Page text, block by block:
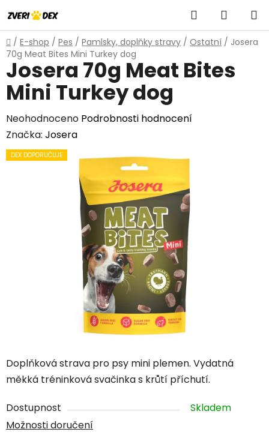
na
obsah
Hledat
KOŠÍK
Domů
/ E-shop / Pes / Pamlsky, doplňky stravy / Ostatní / Josera
70g Meat Bites Mini Turkey dog
Doplňková strava pro psy mini plemen. Vydatná
měkká tréninková svačinka s krůtí příchutí.
Dostupnost
Skladem
Možnosti doručení
Josera 70g Meat Bites
Mini Turkey dog
Průměrné
hodnocení
produktu
Neohodnoceno Podrobnosti hodnocení
Značka: Josera
DEX DOPORUČUJE